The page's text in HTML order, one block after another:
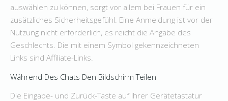
auswählen zu können, sorgt vor allem bei Frauen für ein
zusätzliches Sicherheitsgefühl. Eine Anmeldung ist vor der
Nutzung nicht erforderlich, es reicht die Angabe des
Geschlechts. Die mit einem Symbol gekennzeichneten
Links sind Affiliate-Links.
Während Des Chats Den Bild­schirm Teilen
Die Eingabe- und Zurück-Taste auf Ihrer Gerätetastatur